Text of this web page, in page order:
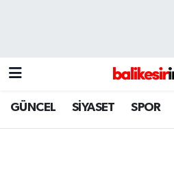
GÜNCEL SİYASET SPOR